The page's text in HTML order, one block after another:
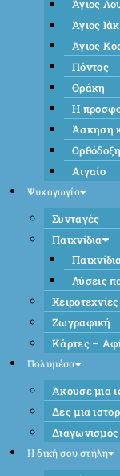
Άγιος
Άγιος
Άγιος
Πόντος
Θράκη
Η
Άσκηση
Αιγαίο
Ψυχαγωγία
Συνταγές
Παιχνίδια
Παιχνίδια
Λύσεις
Χειροτεχνίες
Ζωγραφική
Κάρτες –
Πολυμέσα
Άκουσε μια
Δες μια
Η δική σου στήλη